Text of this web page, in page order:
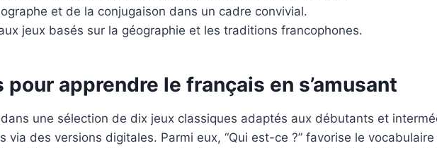
et de la conjugaison dans un cadre convivial.
jeux basés sur la géographie et les traditions francophones.
apprendre le français en s’amusant
une sélection de dix jeux classiques adaptés aux débutants et
via des versions digitales. Parmi eux, “Qui est-ce ?” favorise le